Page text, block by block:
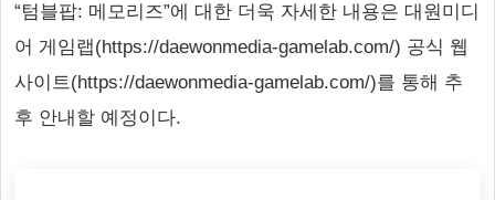
“텀블팝: 메모리즈”에 대한 더욱 자세한 내용은 대원미디
어 게임랩(https://daewonmedia-gamelab.com/) 공식 웹
사이트(https://daewonmedia-gamelab.com/)를 통해 추
후 안내할 예정이다.